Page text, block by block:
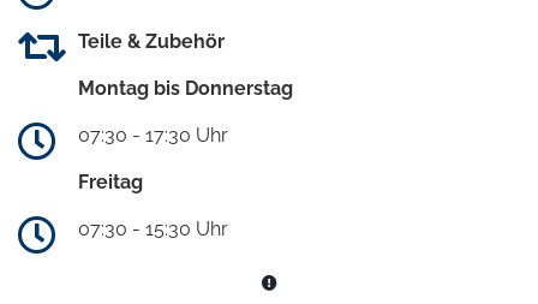
Teile & Zubehör
Montag bis Donnerstag
07:30 - 17:30 Uhr
Freitag
07:30 - 15:30 Uhr